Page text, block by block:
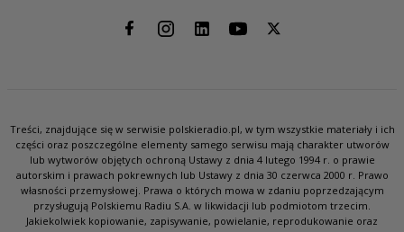
Treści, znajdujące się w serwisie polskieradio.pl, w tym wszystkie materiały i ich
części oraz poszczególne elementy samego serwisu mają charakter utworów
lub wytworów objętych ochroną Ustawy z dnia 4 lutego 1994 r. o prawie
autorskim i prawach pokrewnych lub Ustawy z dnia 30 czerwca 2000 r. Prawo
własności przemysłowej. Prawa o których mowa w zdaniu poprzedzającym
przysługują Polskiemu Radiu S.A. w likwidacji lub podmiotom trzecim.
Jakiekolwiek kopiowanie, zapisywanie, powielanie, reprodukowanie oraz